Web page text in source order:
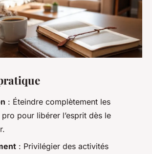
: Éteindre complètement les
pour libérer l’esprit dès le
: Privilégier des activités